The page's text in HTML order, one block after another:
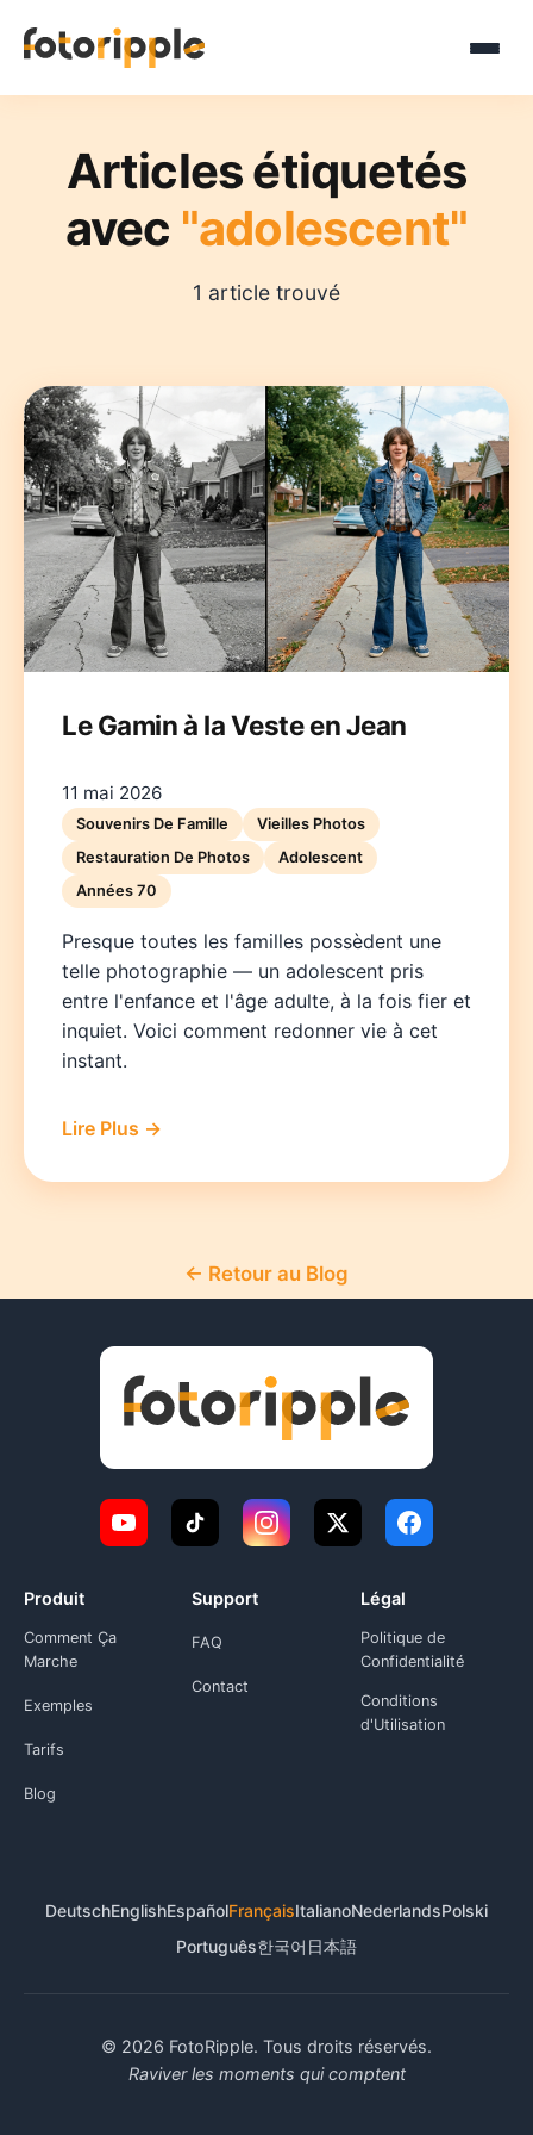
NederlandsPolskiPortuguês한국어
Articles étiquetés
avec "adolescent"
1 article trouvé
Le Gamin à la Veste en Jean
11 mai 2026
Souvenirs De Famille
Vieilles Photos
Restauration De Photos
Adolescent
Années 70
Presque toutes les familles possèdent une
telle photographie — un adolescent pris
entre l'enfance et l'âge adulte, à la fois fier et
inquiet. Voici comment redonner vie à cet
instant.
Lire Plus →
← Retour au Blog
Produit
Comment Ça
Marche
Exemples
Tarifs
Blog
Support
FAQ
Contact
Légal
Politique de
Confidentialité
Conditions
d'Utilisation
DeutschEnglishEspañolFrançaisItalianoNederlandsPolski
Português한국어 日本語
© 2026 FotoRipple. Tous droits réservés.
Raviver les moments qui comptent